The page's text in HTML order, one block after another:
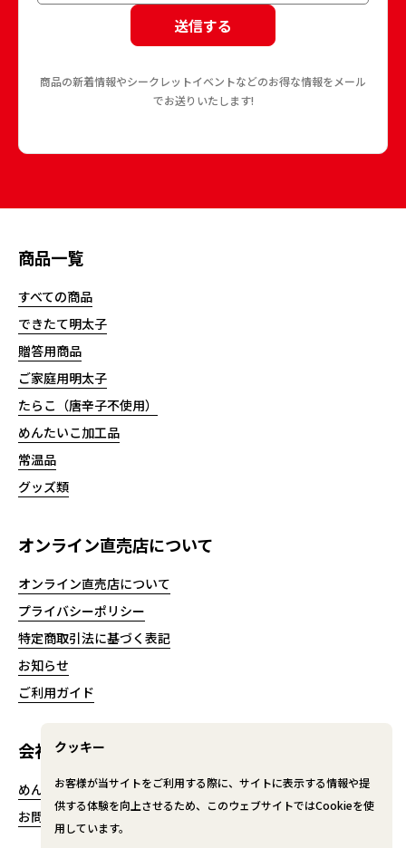
送信する
商品の新着情報やシークレットイベントなどのお得な情報をメール
でお送りいたします!
商品一覧
すべての商品
できたて明太子
贈答用商品
ご家庭用明太子
たらこ（唐辛子不使用）
めんたいこ加工品
常温品
グッズ類
オンライン直売店について
オンライン直売店について
プライバシーポリシー
特定商取引法に基づく表記
お知らせ
ご利用ガイド
会社情報
めんたいパークとこなめ
お問い合わせ
クッキー
お客様が当サイトをご利用する際に、サイトに表示する情報や提
供する体験を向上させるため、このウェブサイトではCookieを使
用しています。